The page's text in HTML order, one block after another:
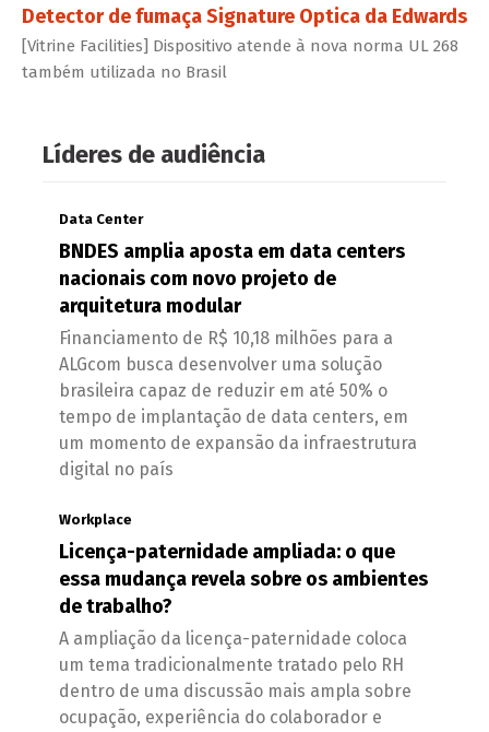
Detector de fumaça Signature Optica da Edwards
[Vitrine Facilities] Dispositivo atende à nova norma UL 268
também utilizada no Brasil
Líderes de audiência
Data Center
BNDES amplia aposta em data centers
nacionais com novo projeto de
arquitetura modular
Financiamento de R$ 10,18 milhões para a
ALGcom busca desenvolver uma solução
brasileira capaz de reduzir em até 50% o
tempo de implantação de data centers, em
um momento de expansão da infraestrutura
digital no país
Workplace
Licença-paternidade ampliada: o que
essa mudança revela sobre os ambientes
de trabalho?
A ampliação da licença-paternidade coloca
um tema tradicionalmente tratado pelo RH
dentro de uma discussão mais ampla sobre
ocupação, experiência do colaborador e